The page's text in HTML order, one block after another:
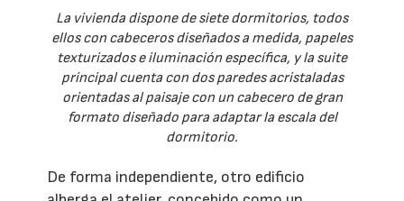
La vivienda dispone de siete dormitorios, todos
ellos con cabeceros diseñados a medida, papeles
texturizados e iluminación específica, y la suite
principal cuenta con dos paredes acristaladas
orientadas al paisaje con un cabecero de gran
formato diseñado para adaptar la escala del
dormitorio.
De forma independiente, otro edificio